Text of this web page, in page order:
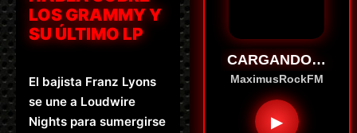
LOS GRAMMY Y
SU ÚLTIMO LP
El bajista Franz Lyons
se une a Loudwire
Nights para sumergirse
CARGANDO…
MaximusRockFM
▶